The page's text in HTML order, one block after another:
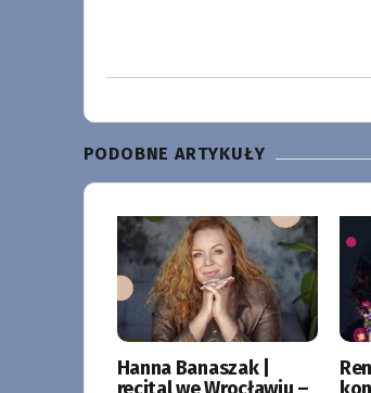
PODOBNE ARTYKUŁY
Hanna Banaszak |